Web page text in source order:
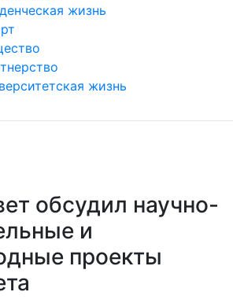
жизнь
жизнь
обсудил научно-
и
проекты